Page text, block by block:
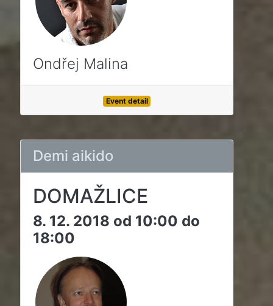
Ondřej Malina
Event detail
Demi aikido
DOMAŽLICE
8. 12. 2018 od 10:00 do
18:00